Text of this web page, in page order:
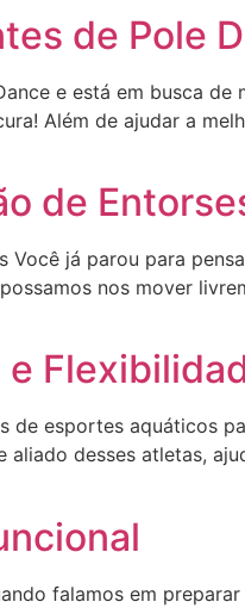
de Pole
e está em busca de
Além de ajudar a
de
Você já parou para
nos mover
de esportes aquáticos
desses atletas,
falamos em